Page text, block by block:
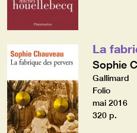
La
Sophie
Gallimard
Folio
mai 2016
320 p.